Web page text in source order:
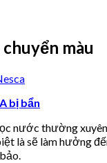
màu
bị bẩn
nước thường
là sẽ làm hưởng